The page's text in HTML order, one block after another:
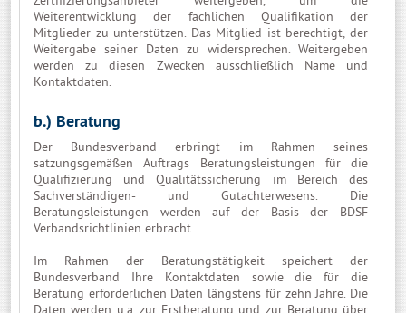
Weiterentwicklung der fachlichen Qualifikation der
Mitglieder zu unterstützen. Das Mitglied ist berechtigt, der
Weitergabe seiner Daten zu widersprechen. Weitergeben
werden zu diesen Zwecken ausschließlich Name und
Kontaktdaten.
b.) Beratung
Der Bundesverband erbringt im Rahmen seines
satzungsgemäßen Auftrags Beratungsleistungen für die
Qualifizierung und Qualitätssicherung im Bereich des
Sachverständigen- und Gutachterwesens. Die
Beratungsleistungen werden auf der Basis der BDSF
Verbandsrichtlinien erbracht.
Im Rahmen der Beratungstätigkeit speichert der
Bundesverband Ihre Kontaktdaten sowie die für die
Beratung erforderlichen Daten längstens für zehn Jahre. Die